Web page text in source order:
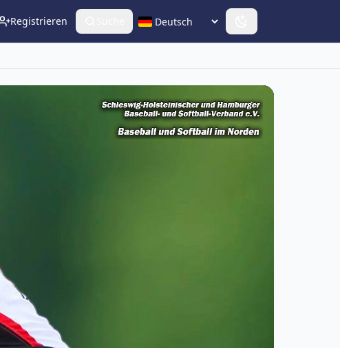
Registrieren Sprache wählen